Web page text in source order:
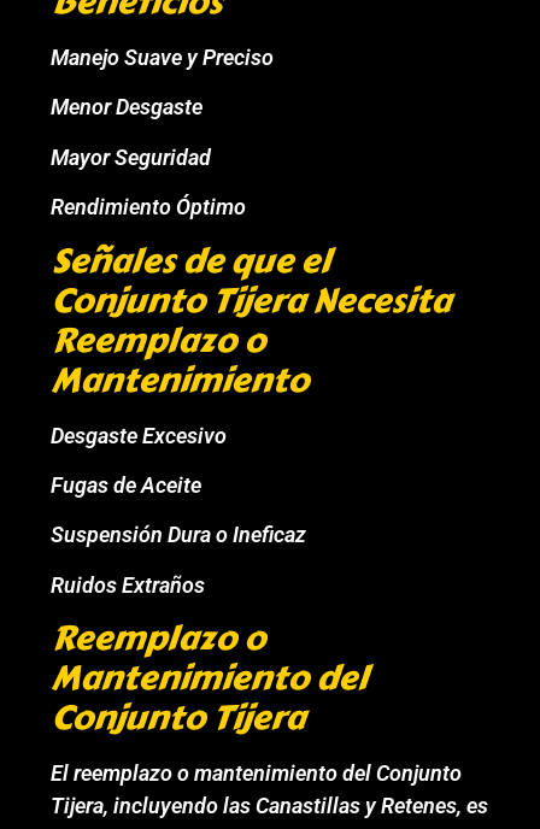
Manejo Suave y Preciso
Menor Desgaste
Mayor Seguridad
Rendimiento Óptimo
Señales de que el
Conjunto Tijera Necesita
Reemplazo o
Mantenimiento
Desgaste Excesivo
Fugas de Aceite
Suspensión Dura o Ineficaz
Ruidos Extraños
Reemplazo o
Mantenimiento del
Conjunto Tijera
El reemplazo o mantenimiento del Conjunto
Tijera, incluyendo las Canastillas y Retenes, es